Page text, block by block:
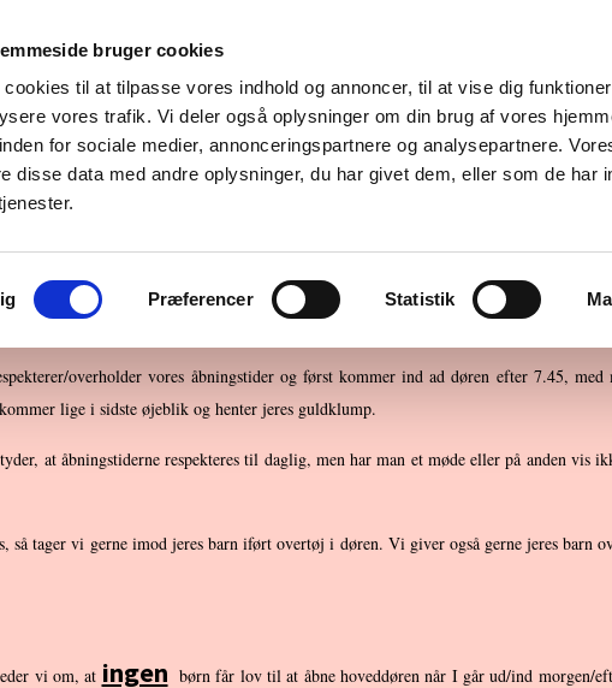
bruger cookies
cookies til at tilpasse vores indhold og annoncer, til at vise dig
vores trafik. Vi deler også oplysninger om din brug af vores
for sociale medier, annonceringspartnere og analysepartnere.
disse data med andre oplysninger, du har givet dem, eller som de har
Præferencer Statistik
Pladsforespørgsel Skriv en hilsen i gæstebogen
Information til nye
15.30.
overholder vores åbningstider og først kommer ind ad døren efter 7.45,
lige i sidste øjeblik og henter jeres guldklump.
at åbningstiderne respekteres til daglig, men har man et møde eller på anden vis
så tager vi gerne imod jeres barn iført overtøj i døren. Vi giver også gerne jeres
vi om, at ingen børn får lov til at åbne hoveddøren når I går ud/ind morgen/